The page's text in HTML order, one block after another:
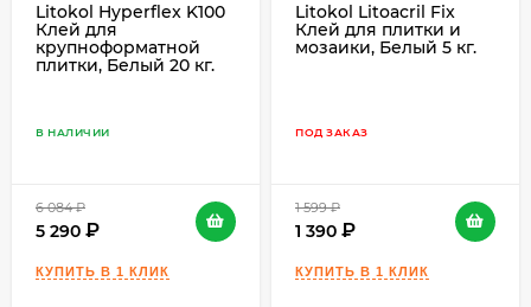
Litokol Hyperflex K100
Клей для
крупноформатной
плитки, Белый 20 кг.
В НАЛИЧИИ
6 084
5 290
Litokol Litoacril Fix
Клей для плитки и
мозаики, Белый 5 кг.
ПОД ЗАКАЗ
1 599
1 390